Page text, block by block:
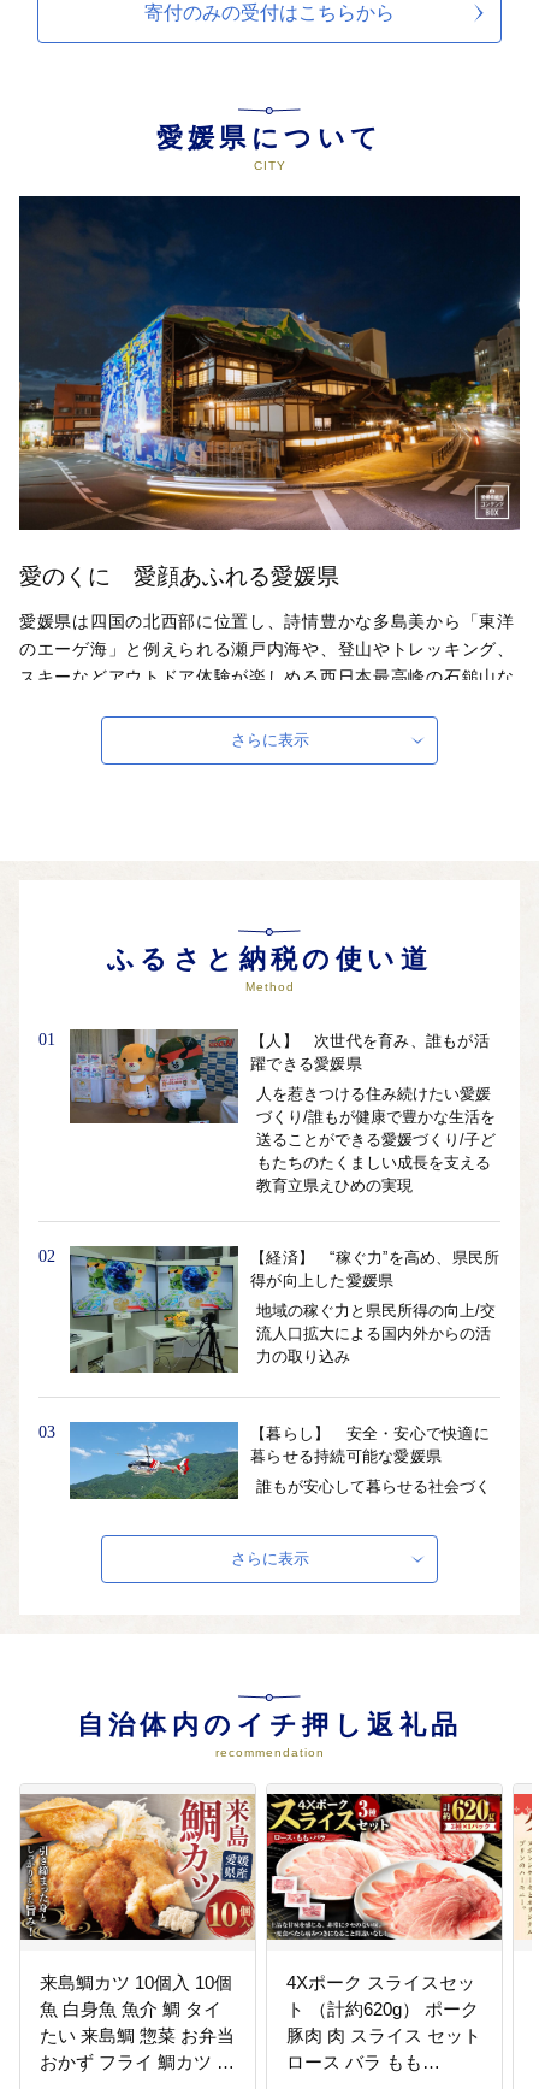
寄付のみの受付はこちらから
愛媛県について
愛のくに 愛顔あふれる愛媛県
愛媛県は四国の北西部に位置し、詩情豊かな多島美から「東洋
のエーゲ海」と例えられる瀬戸内海や、登山やトレッキング、
スキーなどアウトドア体験が楽しめる西日本最高峰の石鎚山な
日本最古といわれる道後温泉や日本三大平山城に挙げられる松
山城など、国内でも有数の観光地を有するとともに、愛媛県と
さらに表示
ふるさと納税の使い道
Method
01
【人】 次世代を育み、誰もが活
躍できる愛媛県
人を惹きつける住み続けたい愛媛
づくり/誰もが健康で豊かな生活を
送ることができる愛媛づくり/子ど
もたちのたくましい成長を支える
教育立県えひめの実現
02
【経済】 “稼ぐ力”を高め、県民所
得が向上した愛媛県
地域の稼ぐ力と県民所得の向上/交
流人口拡大による国内外からの活
力の取り込み
03
【暮らし】 安全・安心で快適に
暮らせる持続可能な愛媛県
誰もが安心して暮らせる社会づく
リスクから県民の命を守る安全・
安心な生活基盤の充実/環境を守り
自然と共生する社会の実現
さらに表示
自治体内のイチ押し返礼品
recommendation
来島鯛カツ 10個入 10個
魚 白身魚 魚介 鯛 タイ
たい 来島鯛 惣菜 お弁当
おかず フライ 鯛カツ カ
4Xポーク スライスセッ
ト （計約620g） ポーク
豚肉 肉 スライス セット
ロース バラ もも